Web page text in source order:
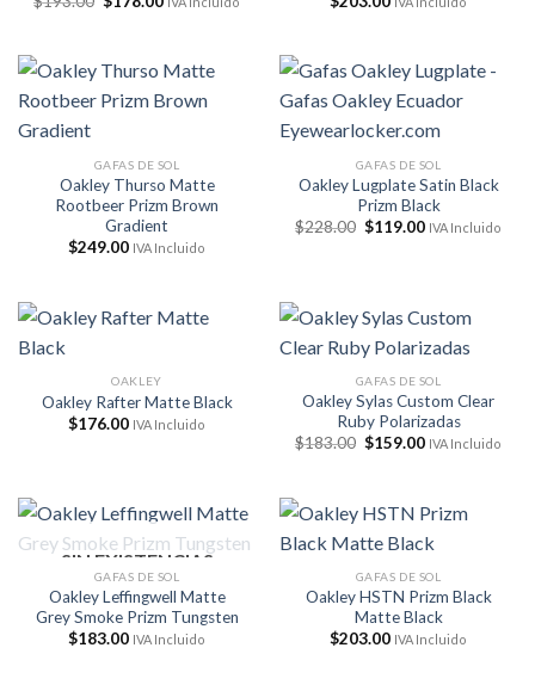
$193.00.$178.00.
GAFAS DE SOL
Oakley Thurso Matte
Rootbeer Prizm Brown
Gradient
$249.00 IVA Incluido
GAFAS DE SOL
Oakley Lugplate Satin Black
Prizm Black
$228.00 El
$119.00ElIVA Incluido
OAKLEY
Oakley Rafter Matte Black
$176.00 IVA Incluido
GAFAS DE SOL
Oakley Sylas Custom Clear
Ruby Polarizadas
$183.00 El
$183.00.
$159.00El
$159.00.
IVA Incluido
SIN EXISTENCIAS
GAFAS DE SOL
Oakley Leffingwell Matte
Grey Smoke Prizm Tungsten
$183.00 IVA Incluido
GAFAS DE SOL
Oakley HSTN Prizm Black
Matte Black
$203.00 IVA Incluido